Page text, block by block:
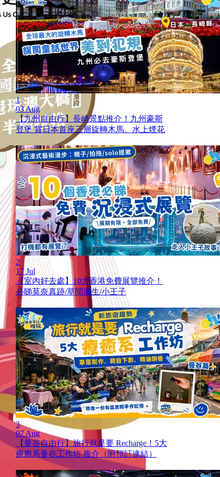
1
03 Aug
【九州自由行】長崎景點推介！九州豪斯
登堡 賞日本首座三層旋轉木馬、水上煙花
2
17 Jul
【室內好去處】10大香港免費展覽推介！
必睇莫奈真跡/草間彌生/小王子
3
07 Aug
【曼谷自由行】旅行就是要 Recharge！5大
療癒系曼谷工作坊 推介（附預訂連結）